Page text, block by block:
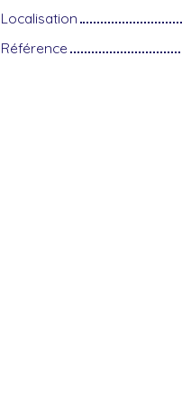
Localisation
Référence